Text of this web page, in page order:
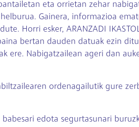
eta orrietan zehar
Gainera, informazioa
Horri esker, ARANZADI
bertan dauden datuak ezin
ere. Nabigatzailean ageri dan
ordenagailutik gure
edota segurtasunari